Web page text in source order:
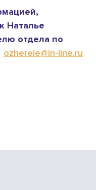
Наталье
отдела по
ozherele@in-line.ru